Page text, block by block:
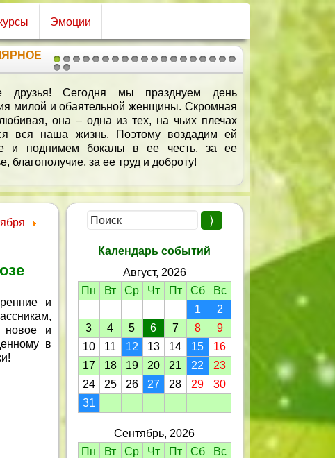
Эмоции
1 2
2021
Все счастья хотят, но какое оно?
Увы, это знать лишь немногим дано.
- проснувшись, увидеть рассвет
И знать, что греха на душе твоей нет;
по прохладной траве босиком,
Ходить на работу спокойно, пешком;
пусть немногих, но верных друзей;
Не прятать на сердце тяжелых обид
так, как нам совесть велит;
в мире с собою, с природой, с людьми,
И в старости быть окружённым детьми;
И быть благодарным за это Судьбе…
Я этого счастья желаю Тебе.
и
новое и
в
Календарь событий
Август, 2026
Пн
Вт Ср Чт Пт Сб
Вс
1
2
3
4 5 6 7 8
9
10
11 12 13 14 15
16
17
18 19 20 21 22
23
24
25 26 27 28 29
30
31
Сентябрь, 2026
Пн
Вт Ср Чт Пт Сб
Вс